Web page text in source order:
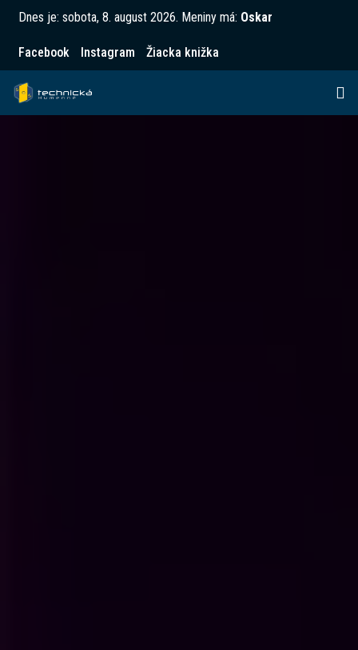
Dnes je: sobota, 8. august 2026. Meniny má: Oskar
Facebook Instagram Žiacka knižka